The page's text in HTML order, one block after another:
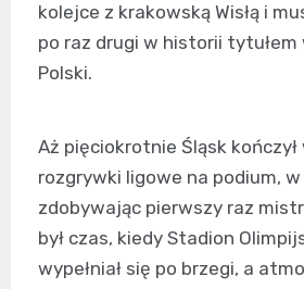
kolejce z krakowską Wisłą i
po raz drugi w historii
Polski.
Aż pięciokrotnie Śląsk
rozgrywki ligowe na podium, w
zdobywając pierwszy raz
był czas, kiedy Stadion
wypełniał się po brzegi, a